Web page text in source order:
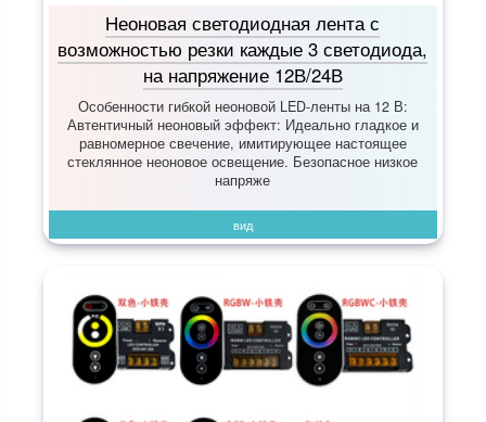
Неоновая светодиодная лента с
возможностью резки каждые 3 светодиода,
на напряжение 12В/24В
Особенности гибкой неоновой LED-ленты на 12 В:
Автентичный неоновый эффект:​ Идеально гладкое и
равномерное свечение, имитирующее настоящее
стеклянное неоновое освещение. Безопасное низкое
напряже
вид